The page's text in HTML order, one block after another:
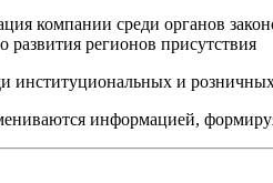
компании среди органов
развития регионов присутствия
институциональных и
информацией,